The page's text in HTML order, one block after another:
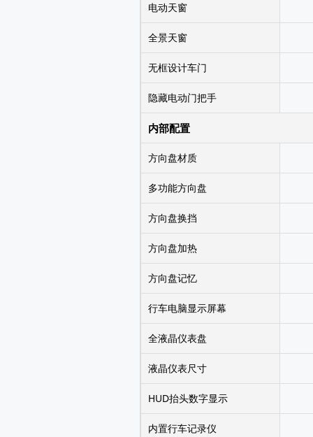
电动天窗
全景天窗
无框设计车门
隐藏电动门把手
内部配置
方向盘材质
多功能方向盘
方向盘换挡
方向盘加热
方向盘记忆
行车电脑显示屏幕
全液晶仪表盘
液晶仪表尺寸
HUD抬头数字显示
内置行车记录仪